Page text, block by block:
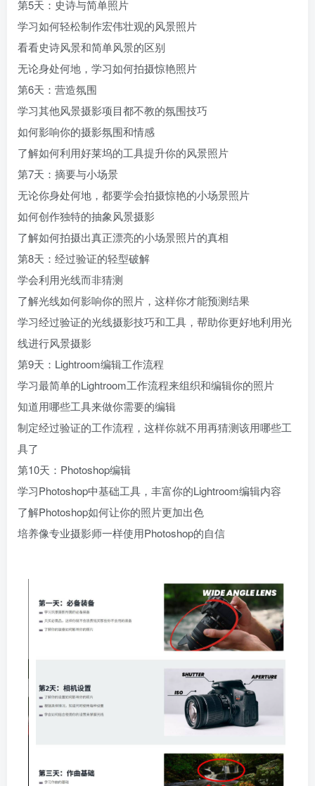
第5天：史诗与简单照片
学习如何轻松制作宏伟壮观的风景照片
看看史诗风景和简单风景的区别
无论身处何地，学习如何拍摄惊艳照片
第6天：营造氛围
学习其他风景摄影项目都不教的氛围技巧
如何影响你的摄影氛围和情感
了解如何利用好莱坞的工具提升你的风景照片
第7天：摘要与小场景
无论你身处何地，都要学会拍摄惊艳的小场景照片
如何创作独特的抽象风景摄影
了解如何拍摄出真正漂亮的小场景照片的真相
第8天：经过验证的轻型破解
学会利用光线而非猜测
了解光线如何影响你的照片，这样你才能预测结果
学习经过验证的光线摄影技巧和工具，帮助你更好地利用光
线进行风景摄影
第9天： Lightroom编辑工作流程
学习最简单的Lightroom工作流程来组织和编辑你的照片
知道用哪些工具来做你需要的编辑
制定经过验证的工作流程，这样你就不用再猜测该用哪些工
具了
第10天：Photoshop编辑
学习Photoshop中基础工具，丰富你的Lightroom编辑内容
了解Photoshop如何让你的照片更加出色
培养像专业摄影师一样使用Photoshop的自信